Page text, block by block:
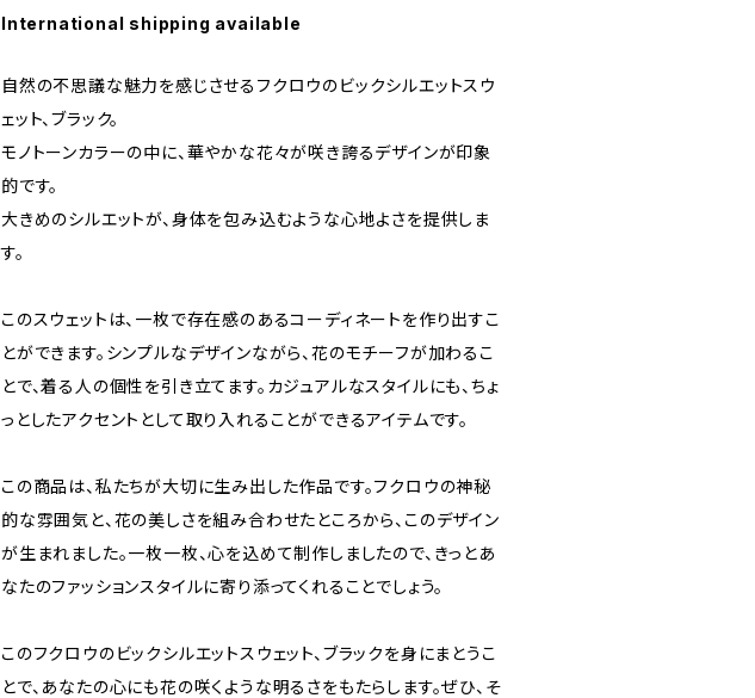
International shipping available
自然の不思議な魅力を感じさせるフクロウのビックシルエットスウ
ェット、ブラック。
モノトーンカラーの中に、華やかな花々が咲き誇るデザインが印象
的です。
大きめのシルエットが、身体を包み込むような心地よさを提供しま
す。
このスウェットは、一枚で存在感のあるコーディネートを作り出すこ
とができます。シンプルなデザインながら、花のモチーフが加わるこ
とで、着る人の個性を引き立てます。カジュアルなスタイルにも、ちょ
っとしたアクセントとして取り入れることができるアイテムです。
この商品は、私たちが大切に生み出した作品です。フクロウの神秘
的な雰囲気と、花の美しさを組み合わせたところから、このデザイン
が生まれました。一枚一枚、心を込めて制作しましたので、きっとあ
なたのファッションスタイルに寄り添ってくれることでしょう。
このフクロウのビックシルエットスウェット、ブラックを身にまとうこ
とで、あなたの心にも花の咲くような明るさをもたらします。ぜひ、そ